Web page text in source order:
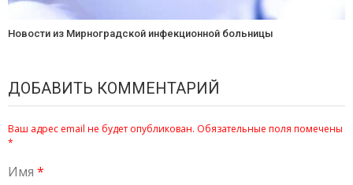
Новости из Мирноградской инфекционной больницы
ДОБАВИТЬ КОММЕНТАРИЙ
Ваш адрес email не будет опубликован. Обязательные поля помечены
*
Имя *